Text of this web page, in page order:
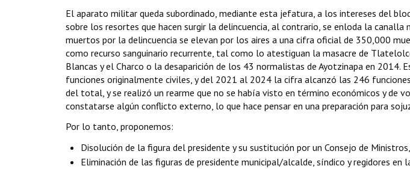
El aparato militar queda subordinado, mediante esta jefatura, a los intereses del
sobre los resortes que hacen surgir la delincuencia, al contrario, se enloda la
muertos por la delincuencia se elevan por los aires a una cifra oficial de 350,000
como recurso sanguinario recurrente, tal como lo atestiguan la masacre de
Blancas y el Charco o la desaparición de los 43 normalistas de Ayotzinapa en
funciones originalmente civiles, y del 2021 al 2024 la cifra alcanzó las 246
del total, y se realizó un rearme que no se había visto en término económicos y de
constatarse algún conflicto externo, lo que hace pensar en una preparación para
Por lo tanto, proponemos:
Disolución de la figura del presidente y su sustitución por un Consejo de
Eliminación de las figuras de presidente municipal/alcalde, síndico y regidores